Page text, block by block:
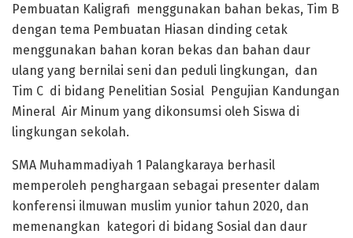
Pembuatan Kaligrafi menggunakan bahan bekas, Tim B
dengan tema Pembuatan Hiasan dinding cetak
menggunakan bahan koran bekas dan bahan daur
ulang yang bernilai seni dan peduli lingkungan, dan
Tim C di bidang Penelitian Sosial Pengujian Kandungan
Mineral Air Minum yang dikonsumsi oleh Siswa di
lingkungan sekolah.
SMA Muhammadiyah 1 Palangkaraya berhasil
memperoleh penghargaan sebagai presenter dalam
konferensi ilmuwan muslim yunior tahun 2020, dan
memenangkan kategori di bidang Sosial dan daur